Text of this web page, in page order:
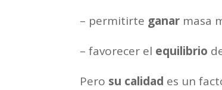
– permitirte ganar masa
– favorecer el equilibrio
Pero su calidad es un